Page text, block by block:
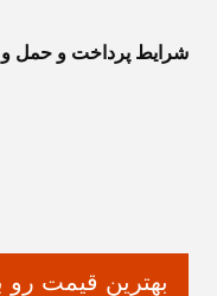
شرایط پرداخت و حمل و
بهترین قیمت رو